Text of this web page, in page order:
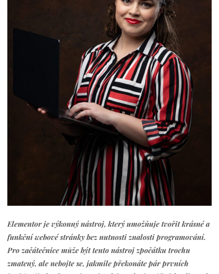
Elementor je výkonný nástroj, který umožňuje tvořit krásné a
funkční webové stránky bez nutnosti znalosti programování.
Pro začátečnice může být tento nástroj zpočátku trochu
zmatený, ale nebojte se, jakmile překonáte pár prvních